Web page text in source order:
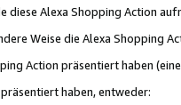
Alexa Shopping Action
Weise die Alexa Shopping
Action präsentiert haben (eine „
haben, entweder: